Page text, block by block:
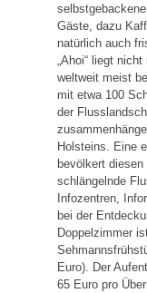
Gäste, dazu
natürlich auch
„Ahoi“ liegt
weltweit meist
mit etwa 100
der
Holsteins. Eine
bevölkert
schlängelnde
Infozentren,
bei der
Doppelzimmer
Euro). Der
65 Euro pro